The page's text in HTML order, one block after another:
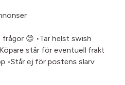
😊 •Tar helst swish
står för eventuell frakt
•Står ej för postens slarv